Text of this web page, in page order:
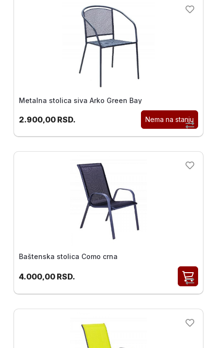
Metalna stolica siva Arko Green Bay
2.900,00 RSD. Nema na stanju
Baštenska stolica Como crna
4.000,00 RSD.